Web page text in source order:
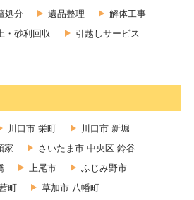
処分 遺品整理
解体工事
・砂利回収
引越しサービス
川口市 栄町
川口市 新堀
家
さいたま市 中央区 鈴谷
上尾市
ふじみ野市
町
草加市 八幡町